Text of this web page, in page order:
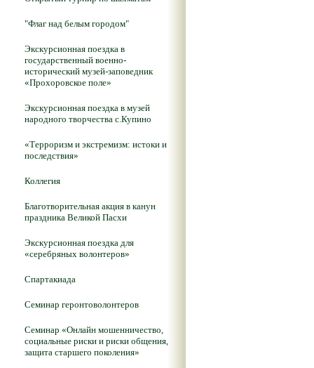
"Флаг над белым городом"
Экскурсионная поездка в
государственный военно-
исторический музей-заповедник
«Прохоровское поле»
Экскурсионная поездка в музей
народного творчества с.Купино
«Терроризм и экстремизм: истоки и
последствия»
Коллегия
Благотворительная акция в канун
праздника Великой Пасхи
Экскурсионная поездка для
«серебряных волонтеров»
Спартакиада
Семинар геронтоволонтеров
Семинар «Онлайн мошенничество,
социальные риски и риски общения,
защита старшего поколения»